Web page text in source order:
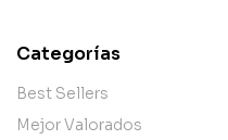
Categorías
Best Sellers
Mejor Valorados